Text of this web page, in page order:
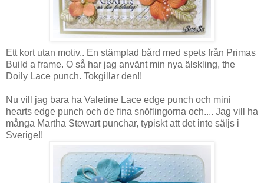
Ett kort utan motiv.. En stämplad bård med spets från Primas
Build a frame. O så har jag använt min nya älskling, the
Doily Lace punch. Tokgillar den!!
Nu vill jag bara ha Valetine Lace edge punch och mini
hearts edge punch och de fina snöflingorna och.... Jag vill ha
många Martha Stewart punchar, typiskt att det inte säljs i
Sverige!!